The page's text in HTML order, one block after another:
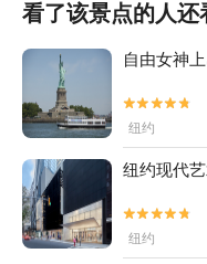
看了该景点的人还
自由女神


纽约
纽约现代


纽约